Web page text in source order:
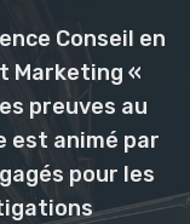
Conseil en
Marketing «
preuves au
est animé par
pour les